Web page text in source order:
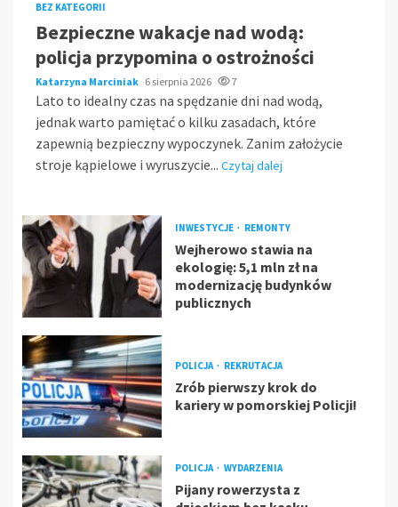
BEZ KATEGORII
Bezpieczne wakacje nad wodą:
policja przypomina o ostrożności
Katarzyna Marciniak 6 sierpnia 2026 7
Lato to idealny czas na spędzanie dni nad wodą,
jednak warto pamiętać o kilku zasadach, które
zapewnią bezpieczny wypoczynek. Zanim założycie
stroje kąpielowe i wyruszycie... Czytaj dalej
INWESTYCJE REMONTY
Wejherowo stawia na
ekologię: 5,1 mln zł na
modernizację budynków
publicznych
POLICJA REKRUTACJA
Zrób pierwszy krok do
kariery w pomorskiej Policji!
POLICJA WYDARZENIA
Pijany rowerzysta z